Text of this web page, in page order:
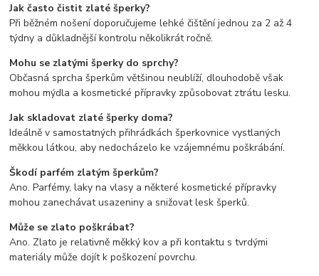
Jak často čistit zlaté šperky?
Při běžném nošení doporučujeme lehké čištění jednou za 2 až 4
týdny a důkladnější kontrolu několikrát ročně.
Mohu se zlatými šperky do sprchy?
Občasná sprcha šperkům většinou neublíží, dlouhodobě však
mohou mýdla a kosmetické přípravky způsobovat ztrátu lesku.
Jak skladovat zlaté šperky doma?
Ideálně v samostatných přihrádkách šperkovnice vystlaných
měkkou látkou, aby nedocházelo ke vzájemnému poškrábání.
Škodí parfém zlatým šperkům?
Ano. Parfémy, laky na vlasy a některé kosmetické přípravky
mohou zanechávat usazeniny a snižovat lesk šperků.
Může se zlato poškrábat?
Ano. Zlato je relativně měkký kov a při kontaktu s tvrdými
materiály může dojít k poškození povrchu.